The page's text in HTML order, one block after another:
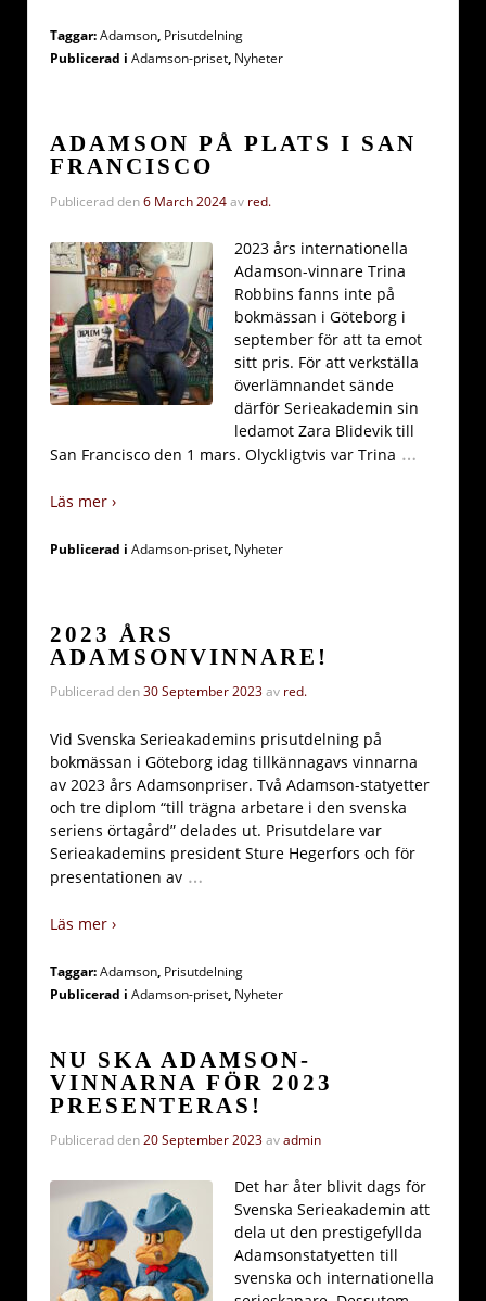
Taggar:Adamson, Prisutdelning
Publicerad i Adamson-priset, Nyheter
ADAMSON PÅ PLATS I SAN
FRANCISCO
Publicerad den6 March 2024av red.
2023 års internationella
Adamson-vinnare Trina
Robbins fanns inte på
bokmässan i Göteborg i
september för att ta emot
sitt pris. För att verkställa
överlämnandet sände
därför Serieakademin sin
ledamot Zara Blidevik till
San Francisco den 1 mars. Olyckligtvis var Trina …
Läs mer ›
Publicerad i Adamson-priset, Nyheter
2023 ÅRS
ADAMSONVINNARE!
Publicerad den30 September 2023av red.
Vid Svenska Serieakademins prisutdelning på
bokmässan i Göteborg idag tillkännagavs vinnarna
av 2023 års Adamsonpriser. Två Adamson-statyetter
och tre diplom “till trägna arbetare i den svenska
seriens örtagård” delades ut. Prisutdelare var
Serieakademins president Sture Hegerfors och för
presentationen av …
Läs mer ›
Taggar:Adamson, Prisutdelning
Publicerad i Adamson-priset, Nyheter
NU SKA ADAMSON-
VINNARNA FÖR 2023
PRESENTERAS!
Publicerad den20 September 2023avadmin
Det har åter blivit dags för
Svenska Serieakademin att
dela ut den prestigefyllda
Adamsonstatyetten till
svenska och internationella